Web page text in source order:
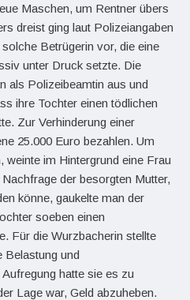
Maschen, um Rentner übers
dreist ging laut Polizeiangaben
Betrügerin vor, die eine
unter Druck setzte. Die
als Polizeibeamtin aus und
ihre Tochter einen tödlichen
Zur Verhinderung einer
25.000 Euro bezahlen. Um
weinte im Hintergrund eine Frau
der besorgten Mutter,
könne, gaukelte man der
soeben einen
Für die Wurzbacherin stellte
Belastung und
hatte sie es zu
Lage war, Geld abzuheben.